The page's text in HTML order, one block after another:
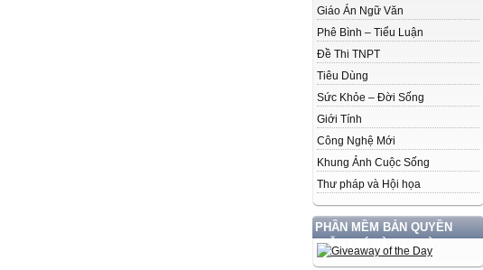
Giáo Án Ngữ Văn
Phê Bình – Tiểu Luận
Đề Thi TNPT
Tiêu Dùng
Sức Khỏe – Đời Sống
Giới Tính
Công Nghệ Mới
Khung Ảnh Cuộc Sống
Thư pháp và Hội họa
PHẦN MỀM BẢN QUYỀN
MIỄN PHÍ HÀNG NGÀY